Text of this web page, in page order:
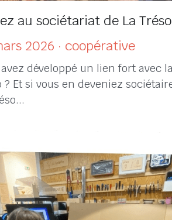
au sociétariat de La Tréso
2026